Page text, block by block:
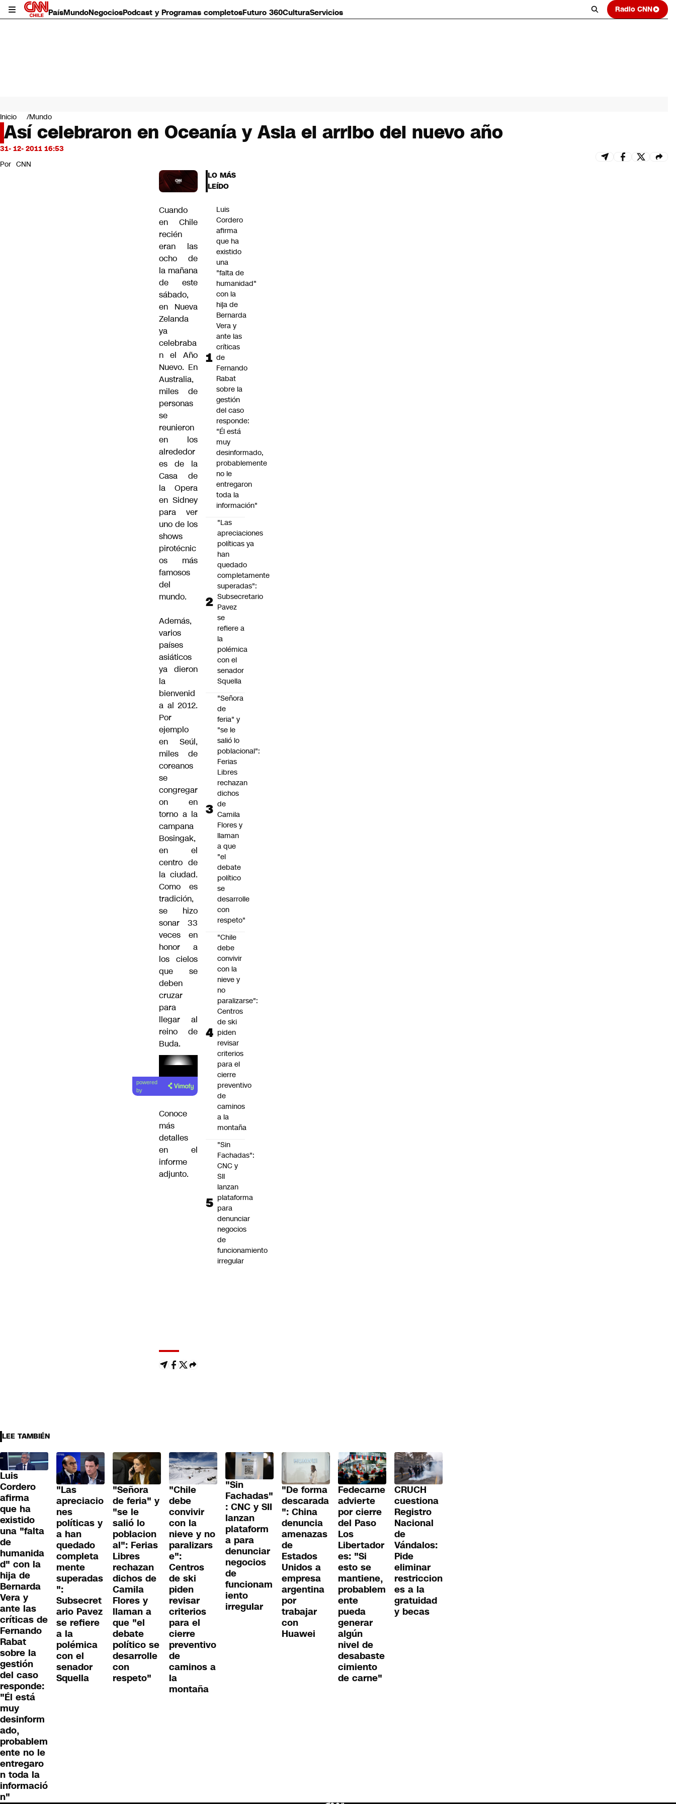
PaísMundoNegociosPodcast y Programas completosFuturo 360CulturaServicios Radio CNN
Mundo
Negocios
Deportes
Programas completos
Servicios
Inicio Mundo
Así celebraron en Oceanía y Asia el arribo del nuevo año
31- 12- 2011 16:53
Por CNN
Cuando
en Chile
recién
eran las
ocho de
la mañana
de este
sábado,
en Nueva
Zelanda
ya
celebraba
n el Año
Nuevo. En
Australia,
miles de
personas
se
reunieron
en los
alrededor
es de la
Casa de
la Opera
en Sidney
para ver
uno de los
shows
pirotécnic
os más
famosos
del
mundo.
Además,
varios
países
asiáticos
ya dieron
la
bienvenid
a al 2012.
Por
ejemplo
en Seúl,
miles de
coreanos
se
congregar
on en
torno a la
campana
Bosingak,
en el
centro de
la ciudad.
Como es
tradición,
se hizo
sonar 33
veces en
honor a
los cielos
que se
deben
cruzar
para
llegar al
reino de
Buda.
powered
by
Conoce
más
detalles
en el
informe
adjunto.
LO MÁS
LEÍDO
Luis
Cordero
afirma
que ha
existido
una
"falta de
humanidad"
con la
hija de
Bernarda
Vera y
ante las
críticas
de
Fernando
Rabat
sobre la
gestión
del caso
responde:
"Él está
muy
desinformado,
probablemente
no le
entregaron
toda la
información"
"Las
apreciaciones
políticas ya
han
quedado
completamente
superadas":
Subsecretario
Pavez
se
refiere a
la
polémica
con el
senador
Squella
"Señora
de
feria" y
"se le
salió lo
poblacional":
Ferias
Libres
rechazan
dichos
de
Camila
Flores y
llaman
a que
"el
debate
político
se
desarrolle
con
respeto"
"Chile
debe
convivir
con la
nieve y
no
paralizarse":
Centros
de ski
piden
revisar
criterios
para el
cierre
preventivo
de
caminos
a la
montaña
"Sin
Fachadas":
CNC y
SII
lanzan
plataforma
para
denunciar
negocios
de
funcionamiento
irregular
LEE TAMBIÉN
Luis
Cordero
afirma
que ha
existido
una "falta
de
humanida
d" con la
hija de
Bernarda
Vera y
ante las
críticas de
Fernando
Rabat
sobre la
gestión
del caso
responde:
"Él está
muy
desinform
ado,
probablem
ente no le
entregaro
n toda la
informació
n"
"Las
apreciacio
nes
políticas y
a han
quedado
completa
mente
superadas
":
Subsecret
ario Pavez
se refiere
a la
polémica
con el
senador
Squella
"Señora
de feria" y
"se le
salió lo
poblacion
al": Ferias
Libres
rechazan
dichos de
Camila
Flores y
llaman a
que "el
debate
político se
desarrolle
con
respeto"
"Chile
debe
convivir
con la
nieve y no
paralizars
e":
Centros
de ski
piden
revisar
criterios
para el
cierre
preventivo
de
caminos a
la
montaña
"Sin
Fachadas"
: CNC y SII
lanzan
plataform
a para
denunciar
negocios
de
funcionam
iento
irregular
"De forma
descarada
": China
denuncia
amenazas
de
Estados
Unidos a
empresa
argentina
por
trabajar
con
Huawei
Fedecarne
advierte
por cierre
del Paso
Los
Libertador
es: "Si
esto se
mantiene,
probablem
ente
pueda
generar
algún
nivel de
desabaste
cimiento
de carne"
CRUCH
cuestiona
Registro
Nacional
de
Vándalos:
Pide
eliminar
restriccion
es a la
gratuidad
y becas